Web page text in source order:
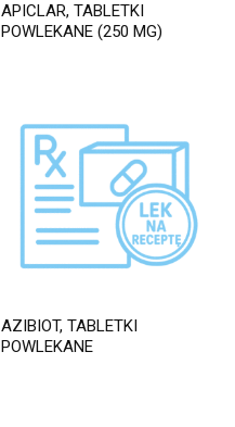
APICLAR, TABLETKI
POWLEKANE (250 MG)
AZIBIOT, TABLETKI
POWLEKANE